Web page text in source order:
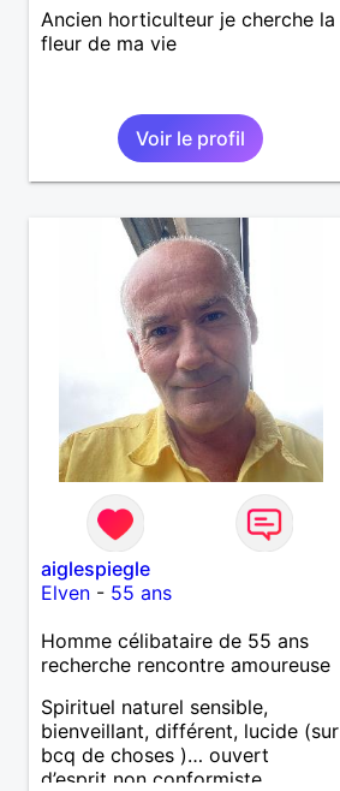
Ancien horticulteur je cherche la
fleur de ma vie
Voir le profil
aiglespiegle
Elven- 55 ans
Homme célibataire de 55 ans
recherche rencontre amoureuse
Spirituel naturel sensible,
bienveillant, différent, lucide (sur
bcq de choses )… ouvert
d’esprit non conformiste.